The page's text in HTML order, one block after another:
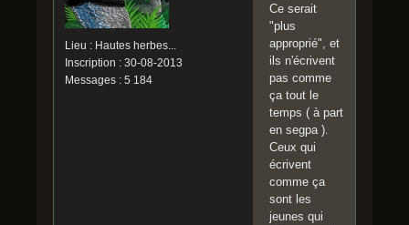
Lieu : Hautes herbes...
Inscription : 30-08-2013
Messages : 5 184
Ce serait
"plus
approprié", et
ils n'écrivent
pas comme
ça tout le
temps ( à part
en segpa ).
Ceux qui
écrivent
comme ça
sont les
jeunes qui